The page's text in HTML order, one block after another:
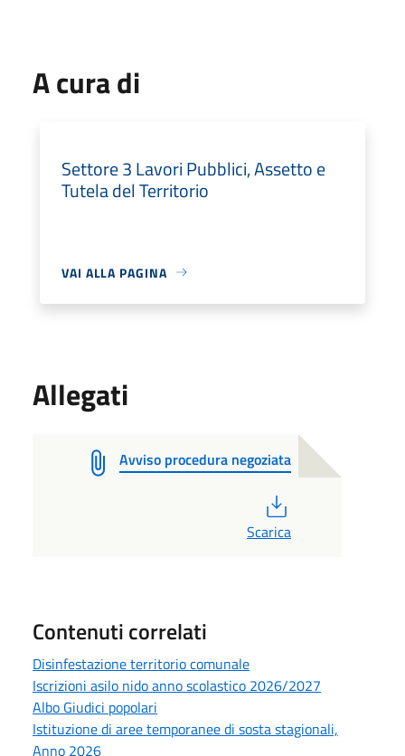
A cura di
Settore 3 Lavori Pubblici, Assetto e
Tutela del Territorio
VAI ALLA PAGINA
Allegati
Avviso procedura negoziata
Scarica
Contenuti correlati
Disinfestazione territorio comunale
Iscrizioni asilo nido anno scolastico 2026/2027
Albo Giudici popolari
Istituzione di aree temporanee di sosta stagionali,
Anno 2026